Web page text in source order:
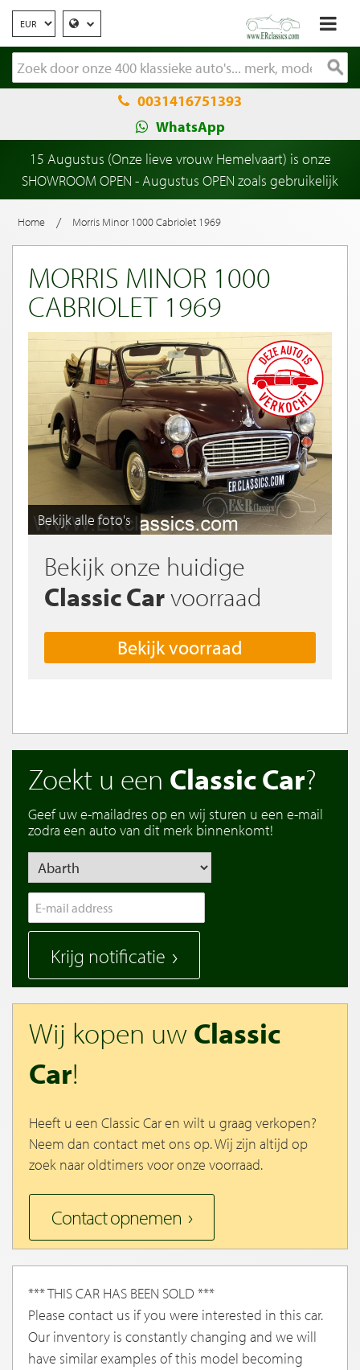
0031416751393
WhatsApp
15 Augustus (Onze lieve vrouw Hemelvaart) is onze
SHOWROOM OPEN - Augustus OPEN zoals gebruikelijk
Home / Morris Minor 1000 Cabriolet 1969
MORRIS MINOR 1000
CABRIOLET 1969
Bekijk alle foto's
Bekijk onze huidige
Classic Carvoorraad
Bekijk voorraad
Zoekt u een Classic Car?
Geef uw e-mailadres op en wij sturen u een e-mail
zodra een auto van dit merk binnenkomt!
Krijg notificatie
Wij kopen uwClassic
Car!
Heeft u een Classic Car en wilt u graag verkopen?
Neem dan contact met ons op. Wij zijn altijd op
zoek naar oldtimers voor onze voorraad.
Contact opnemen
*** THIS CAR HAS BEEN SOLD ***
Please contact us if you were interested in this car.
Our inventory is constantly changing and we will
have similar examples of this model becoming